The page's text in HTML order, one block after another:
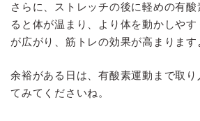
さらに、ストレッチの後に軽めの有
ると体が温まり、より体を動かしや
が広がり、筋トレの効果が高まります
余裕がある日は、有酸素運動まで取
てみてくださいね。